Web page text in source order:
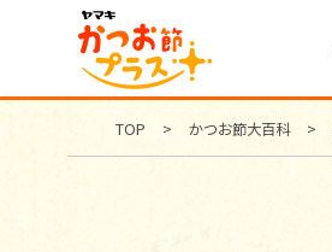
TOP かつお節大百科